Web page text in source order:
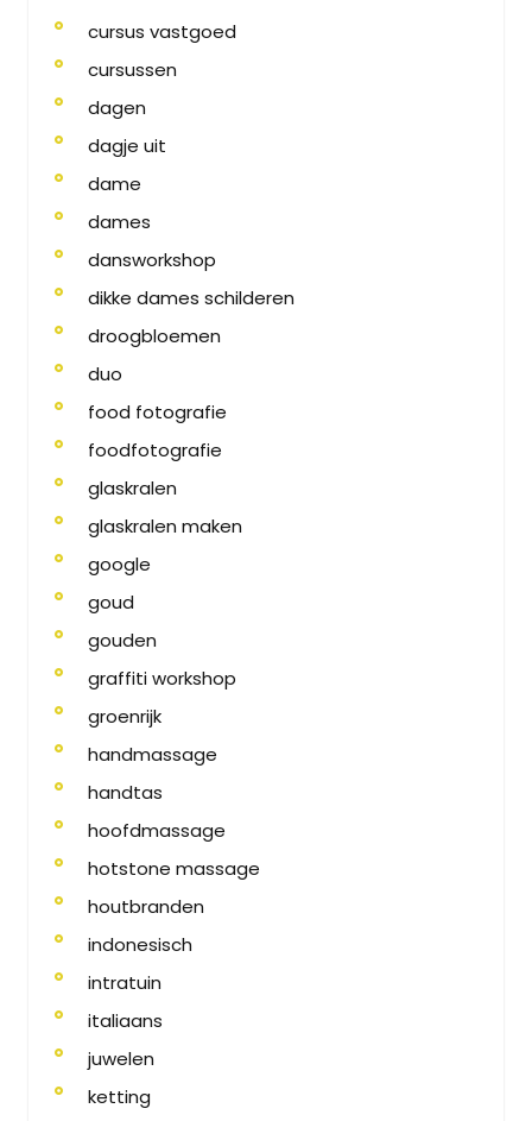
cursus vastgoed
cursussen
dagen
dagje uit
dame
dames
dansworkshop
dikke dames schilderen
droogbloemen
duo
food fotografie
foodfotografie
glaskralen
glaskralen maken
google
goud
gouden
graffiti workshop
groenrijk
handmassage
handtas
hoofdmassage
hotstone massage
houtbranden
indonesisch
intratuin
italiaans
juwelen
ketting